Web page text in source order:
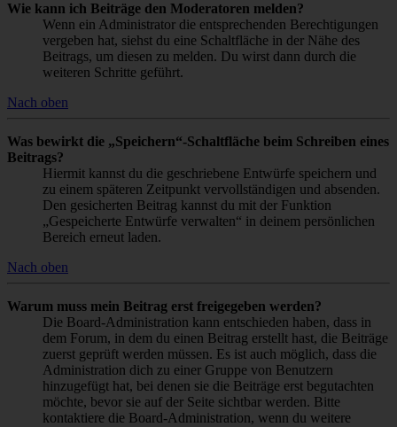
Wie kann ich Beiträge den Moderatoren melden?
Wenn ein Administrator die entsprechenden Berechtigungen
vergeben hat, siehst du eine Schaltfläche in der Nähe des
Beitrags, um diesen zu melden. Du wirst dann durch die
weiteren Schritte geführt.
Nach oben
Was bewirkt die „Speichern“-Schaltfläche beim Schreiben eines
Beitrags?
Hiermit kannst du die geschriebene Entwürfe speichern und
zu einem späteren Zeitpunkt vervollständigen und absenden.
Den gesicherten Beitrag kannst du mit der Funktion
„Gespeicherte Entwürfe verwalten“ in deinem persönlichen
Bereich erneut laden.
Nach oben
Warum muss mein Beitrag erst freigegeben werden?
Die Board-Administration kann entschieden haben, dass in
dem Forum, in dem du einen Beitrag erstellt hast, die Beiträge
zuerst geprüft werden müssen. Es ist auch möglich, dass die
Administration dich zu einer Gruppe von Benutzern
hinzugefügt hat, bei denen sie die Beiträge erst begutachten
möchte, bevor sie auf der Seite sichtbar werden. Bitte
kontaktiere die Board-Administration, wenn du weitere